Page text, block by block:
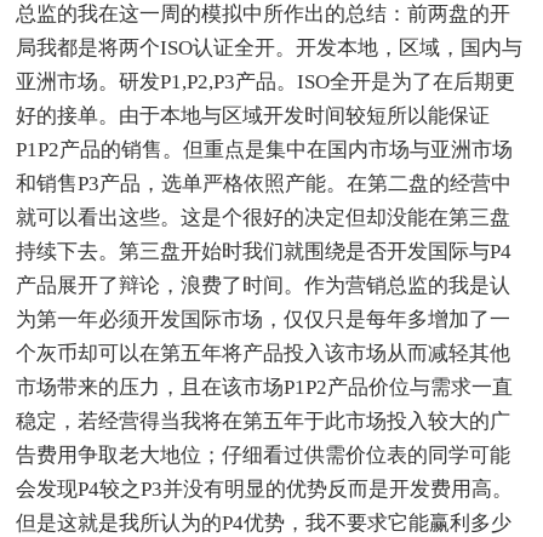
总监的我在这一周的模拟中所作出的总结：前两盘的开
局我都是将两个ISO认证全开。开发本地，区域，国内与
亚洲市场。研发P1,P2,P3产品。ISO全开是为了在后期更
好的接单。由于本地与区域开发时间较短所以能保证
P1P2产品的销售。但重点是集中在国内市场与亚洲市场
和销售P3产品，选单严格依照产能。在第二盘的经营中
就可以看出这些。这是个很好的决定但却没能在第三盘
持续下去。第三盘开始时我们就围绕是否开发国际与P4
产品展开了辩论，浪费了时间。作为营销总监的我是认
为第一年必须开发国际市场，仅仅只是每年多增加了一
个灰币却可以在第五年将产品投入该市场从而减轻其他
市场带来的压力，且在该市场P1P2产品价位与需求一直
稳定，若经营得当我将在第五年于此市场投入较大的广
告费用争取老大地位；仔细看过供需价位表的同学可能
会发现P4较之P3并没有明显的优势反而是开发费用高。
但是这就是我所认为的P4优势，我不要求它能赢利多少